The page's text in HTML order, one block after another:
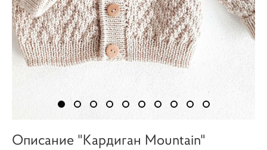
Описание "Кардиган Mountain"